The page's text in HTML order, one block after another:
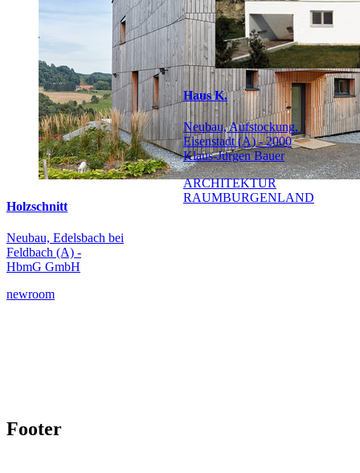
Holzschnitt
Neubau, Edelsbach bei
Feldbach (A) -
HbmG GmbH
newroom
Haus K.
Neubau, Aufstockung,
Eisenstadt (A) - 2000
Klaus-Jürgen Bauer
ARCHITEKTUR
RAUMBURGENLAND
Footer